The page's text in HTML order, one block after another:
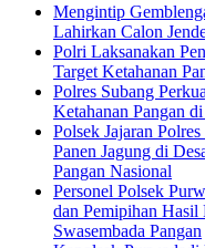
Mengintip
Lahirkan Calon
Polri Laksanakan
Target Ketahanan
Polres Subang
Ketahanan Pangan
Polsek Jajaran
Panen Jagung di
Pangan Nasional
Personel Polsek
dan Pemipihan
Swasembada Pangan